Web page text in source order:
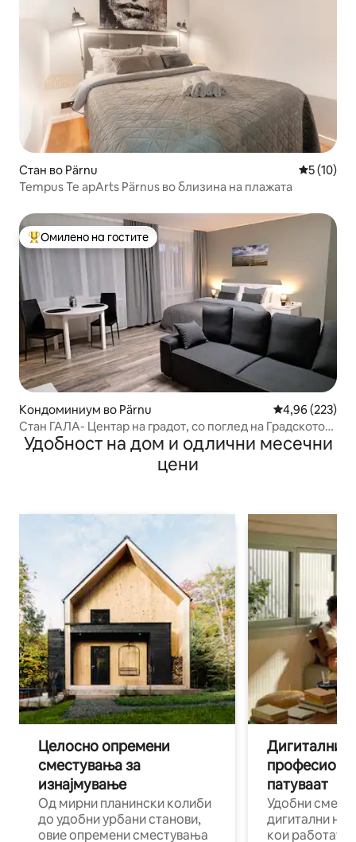
Стан во Pärnu Просечна
5 (10)
Tempus Te apArts Pärnus во близина на плажата
Меѓу најуспешните „Омилени на гостите“
Омилено на гостите
Кондоминиум во Pärnu Просечна
4,96 (223)
Стан ГАЛА- Центар на градот, со поглед на Градското
собрание
Удобност на дом и одлични месечни
цени
Целосно опремени
сместувања за
изнајмување
Од мирни планински колиби
до удобни урбани станови,
овие опремени сместувања
Дигитални
патуваат
Удобни
дигитални
кои работат